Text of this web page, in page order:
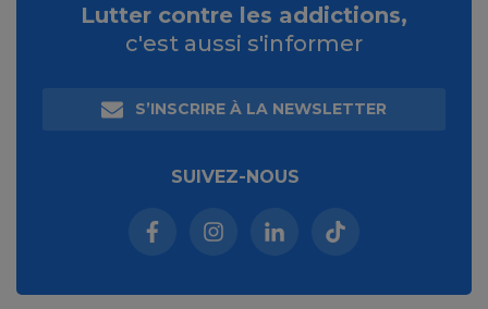
Lutter contre les addictions,
c'est aussi s'informer
S’INSCRIRE À LA NEWSLETTER
SUIVEZ-NOUS
Facebook (nouvelle fenêtre)
Instagram (nouvelle fenêtre)
Linkedin (nouvelle
Tiktok (nouvelle